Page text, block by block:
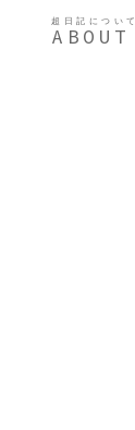
超日記について
ABOUT